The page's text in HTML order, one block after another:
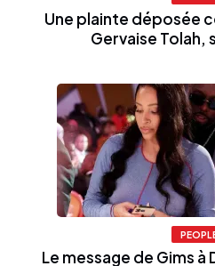
Une plainte déposée
Gervaise
Le message de Gims